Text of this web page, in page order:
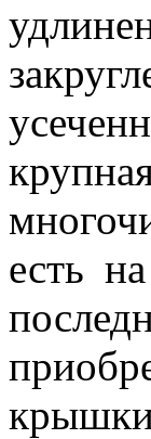
есть